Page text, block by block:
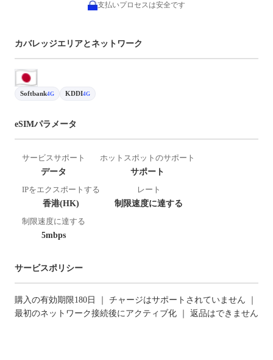
支払いプロセスは安全です
カバレッジエリアとネットワーク
Softbank4G KDDI4G
eSIMパラメータ
サービスサポート
データ
ホットスポットのサポート
サポート
IPをエクスポートする
香港(HK)
レート
制限速度に達する
制限速度に達する
5mbps
サービスポリシー
購入の有効期限180日 ｜ チャージはサポートされていません ｜
最初のネットワーク接続後にアクティブ化 ｜ 返品はできません